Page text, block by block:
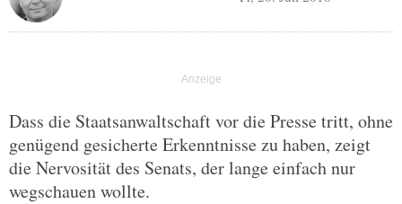
Dass die Staatsanwaltschaft vor die Presse tritt, ohne
genügend gesicherte Erkenntnisse zu haben, zeigt
die Nervosität des Senats, der lange einfach nur
wegschauen wollte.